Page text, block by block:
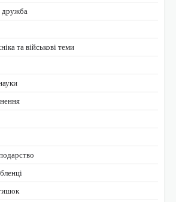
дружба
та військові теми